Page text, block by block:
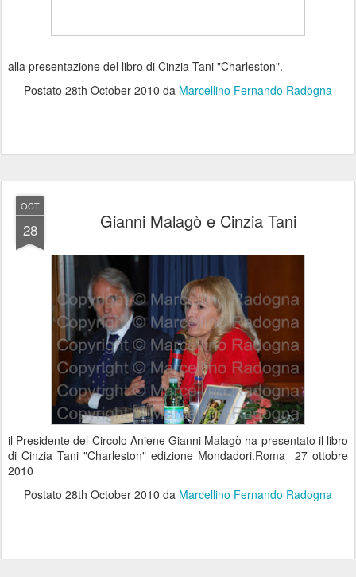
alla presentazione del libro di Cinzia Tani "Charleston".
Postato 28th October 2010 da Marcellino Fernando Radogna
OCT
28 Gianni Malagò e Cinzia Tani
il Presidente del Circolo Aniene Gianni Malagò ha presentato il libro
di Cinzia Tani "Charleston" edizione Mondadori.Roma 27 ottobre
2010
Postato 28th October 2010 da Marcellino Fernando Radogna